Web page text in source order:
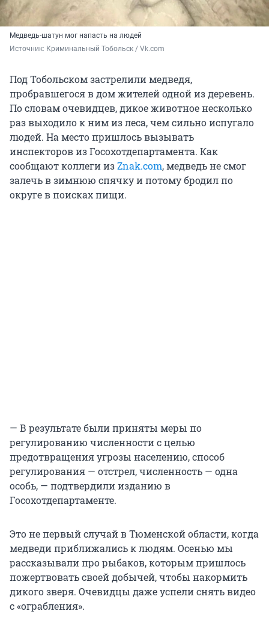
Медведь-шатун мог напасть на людей
Источник: Криминальный Тобольск / Vk.com
Под Тобольском застрелили медведя,
пробравшегося в дом жителей одной из деревень.
По словам очевидцев, дикое животное несколько
раз выходило к ним из леса, чем сильно испугало
людей. На место пришлось вызывать
инспекторов из Госохотдепартамента. Как
сообщают коллеги изZnak.com, медведь не смог
залечь в зимнюю спячку и потому бродил по
округе в поисках пищи.
— В результате были приняты меры по
регулированию численности с целью
предотвращения угрозы населению, способ
регулирования — отстрел, численность — одна
особь, — подтвердили изданию в
Госохотдепартаменте.
Это не первый случай в Тюменской области, когда
медведи приближались к людям. Осенью мы
рассказывали про рыбаков, которым пришлось
пожертвовать своей добычей, чтобы накормить
дикого зверя. Очевидцы даже успели снять видео
с «ограбления».